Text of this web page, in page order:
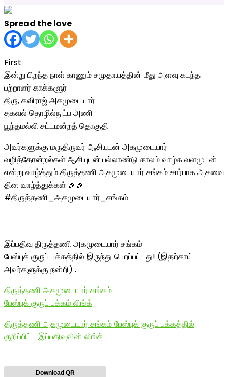
Spread the love
First
இன்று பிறந்த நாள் காணும் சமுதாயத்தின் மீது அளவு கடந்த
பற்றாளர் காக்களூர்
திரு, கவிராஜ் அகமுடையார்
தகவல் தொழில்நுட்ப அணி
பூந்தமல்லி சட்டமன்றத் தொகுதி
அவர்களுக்கு மருதிருவர் ஆசியுடன் அகமுடையார்
வழித்தோன்றல்கள் ஆசியுடன் பல்லாண்டு காலம் வாழ்க வளமுடன்
என்று வாழ்த்தும் திருத்தணி அகமுடையார் சங்கம் சார்பாக அகவை
தின வாழ்த்துக்கள் 🎉🎉
#திருத்தணி_அகமுடையார்_சங்கம்
இப்பதிவு திருத்தணி அகமுடையார் சங்கம்
பேஸ்புக் குருப் பக்கத்தில் இருந்து பெறப்பட்டது! (இதற்காய்
அவர்களுக்கு நன்றி) .
திருத்தணி அகமுடையார் சங்கம்
பேஸ்புக் குருப் பக்கம் லிங்க்
திருத்தணி அகமுடையார் சங்கம் பேஸ்புக் குருப் பக்கத்தில்
குறிப்பிட்ட இப்பதிவுவின் லிங்க்
Download QR